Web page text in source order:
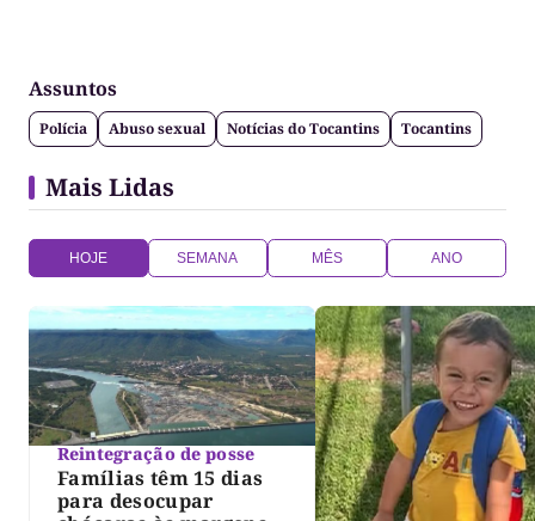
Assuntos
Polícia Abuso sexual Notícias do Tocantins Tocantins
Mais Lidas
HOJE SEMANA MÊS ANO
Reintegração de posse
Famílias têm 15 dias
para desocupar